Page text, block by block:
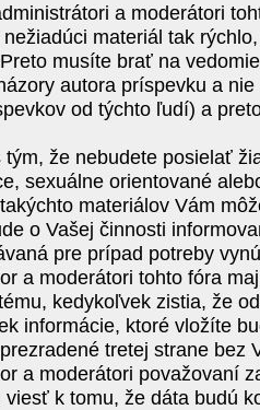
a moderátori
materiál tak
musíte brať na
autora príspevku a
od týchto ľudí) a
tým, že nebudete posielať
sexuálne orientované
materiálov Vám
o Vašej činnosti
pre prípad potreby
a moderátori tohto fóra
kedykoľvek zistia, že
informácie, ktoré vložíte
tretej strane bez
a moderátori považovaní
viesť k tomu, že dáta budú